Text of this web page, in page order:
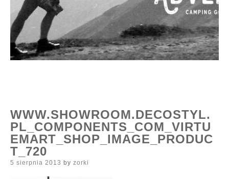
WWW.SHOWROOM.DECOSTYL.
PL_COMPONENTS_COM_VIRTU
EMART_SHOP_IMAGE_PRODUC
T_720
Posted
5 sierpnia 2013 by zorki